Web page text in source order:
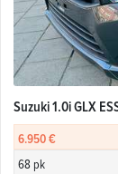
Suzuki 1.0i GLX
6.950 €
68 pk